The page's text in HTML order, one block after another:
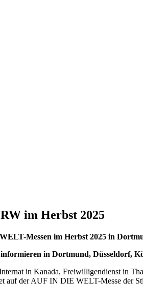
im Herbst 2025
Messen im Herbst 2025 in
in Dortmund, Düsseldorf,
in Kanada, Freiwilligendienst in
auf der AUF IN DIE WELT-Messe der